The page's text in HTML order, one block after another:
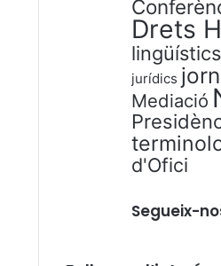
Drets
lingüístics
jurídics
Mediació
d'Ofici
Segueix-